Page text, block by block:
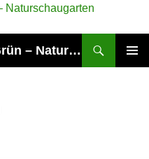
Arbeitskreis Naturnahes Grün – Naturschaugarten Lindenmühle